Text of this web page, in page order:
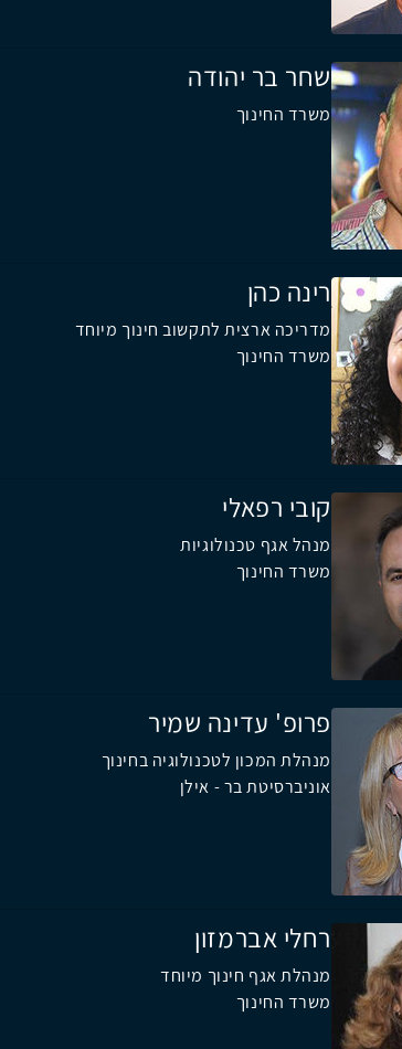
שחר בר יהודה
משרד החינוך
רינה כהן
מדריכה ארצית לתקשוב חינוך מיוחד
משרד החינוך
קובי רפאלי
מנהל אגף טכנולוגיות
משרד החינוך
פרופ' עדינה שמיר
מנהלת המכון לטכנולוגיה בחינוך
אוניברסיטת בר - אילן
רחלי אברמזון
מנהלת אגף חינוך מיוחד
משרד החינוך